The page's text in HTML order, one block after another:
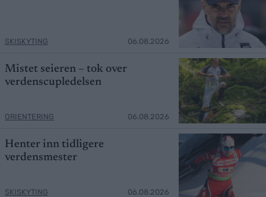
SKISKYTING 06.08.2026
Mistet seieren – tok over
verdenscupledelsen
ORIENTERING 06.08.2026
Henter inn tidligere
verdensmester
SKISKYTING 06.08.2026